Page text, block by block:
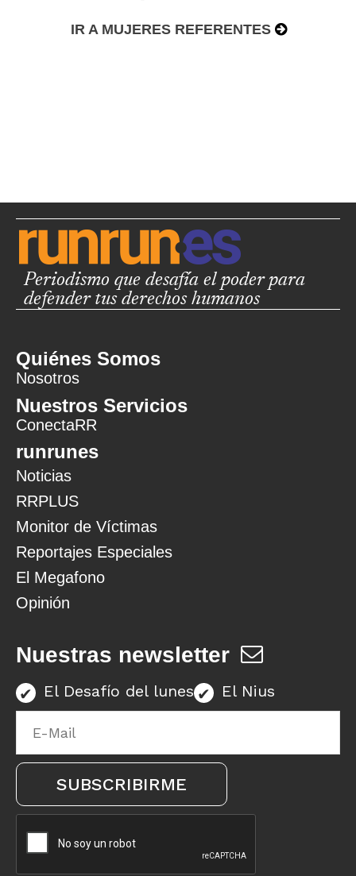
IR A MUJERES REFERENTES
Periodismo que desafía el poder para
defender tus derechos humanos
Quiénes Somos
Nosotros
Nuestros Servicios
ConectaRR
runrunes
Noticias
RRPLUS
Monitor de Víctimas
Reportajes Especiales
El Megafono
Opinión
Nuestras newsletter
El Desafío del lunes El Nius